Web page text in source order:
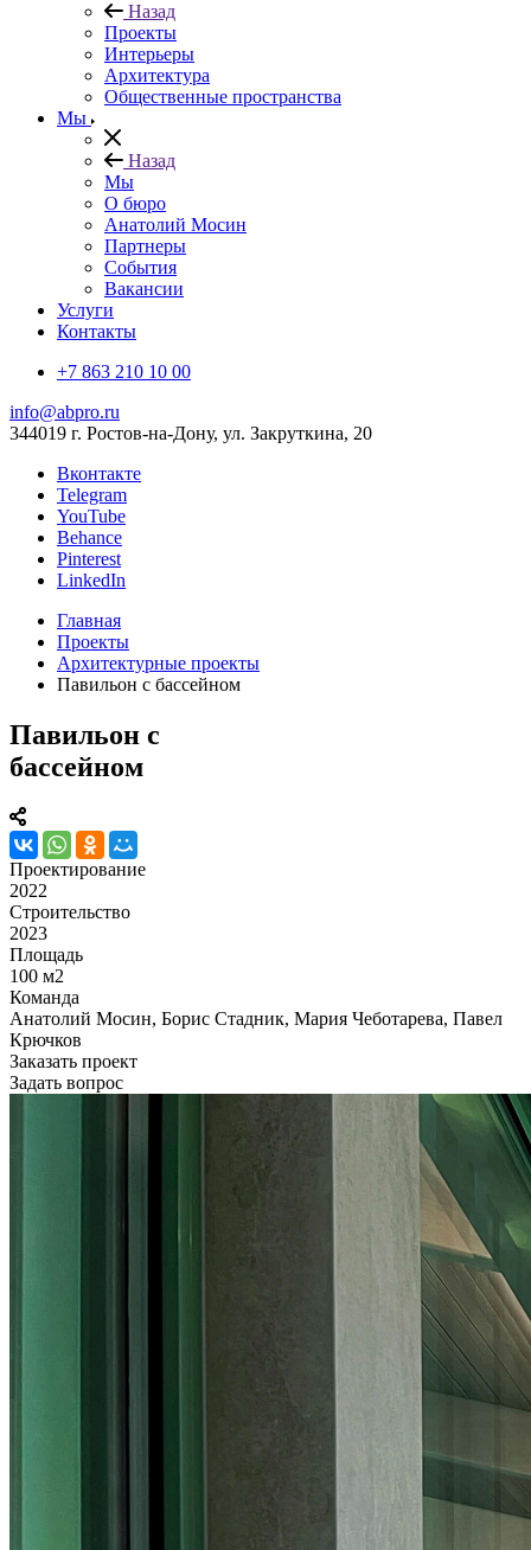
Назад
Проекты
Интерьеры
Архитектура
Общественные пространства
Мы
Назад
Мы
О бюро
Анатолий Мосин
Партнеры
События
Вакансии
Услуги
Контакты
+7 863 210 10 00
info@abpro.ru
344019 г. Ростов-на-Дону, ул. Закруткина, 20
Вконтакте
Telegram
YouTube
Behance
Pinterest
LinkedIn
Главная
Проекты
Архитектурные проекты
Павильон с бассейном
Павильон с
бассейном
Проектирование
2022
Строительство
2023
Площадь
100 м2
Команда
Анатолий Мосин, Борис Стадник, Мария Чеботарева, Павел
Крючков
Заказать проект
Задать вопрос